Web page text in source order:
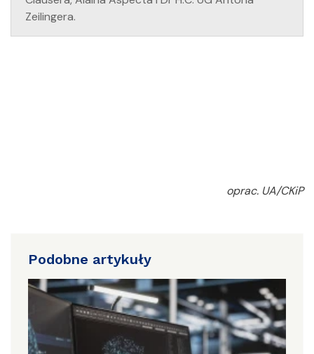
Zeilingera.
oprac. UA/CKiP
Podobne artykuły